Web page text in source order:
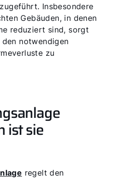
Insbesondere
Gebäuden, in denen
reduziert sind, sorgt
notwendigen
zu
ist sie
regelt den